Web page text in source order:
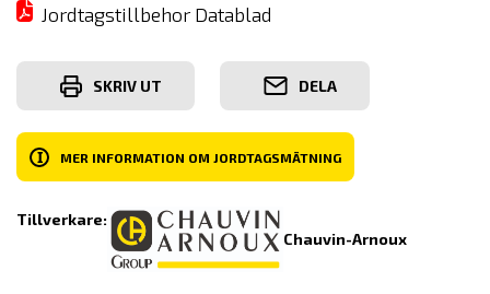
Jordtagstillbehor Datablad
SKRIV UT DELA
I MER INFORMATION OM JORDTAGSMÄTNING
Tillverkare:
Chauvin-Arnoux